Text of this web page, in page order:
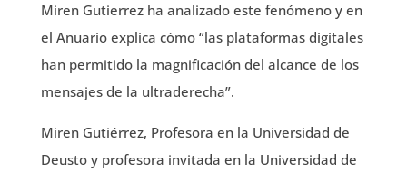
Miren Gutierrez ha analizado este fenómeno y en
el Anuario explica cómo “las plataformas digitales
han permitido la magnificación del alcance de los
mensajes de la ultraderecha”.
Miren Gutiérrez, Profesora en la Universidad de
Deusto y profesora invitada en la Universidad de